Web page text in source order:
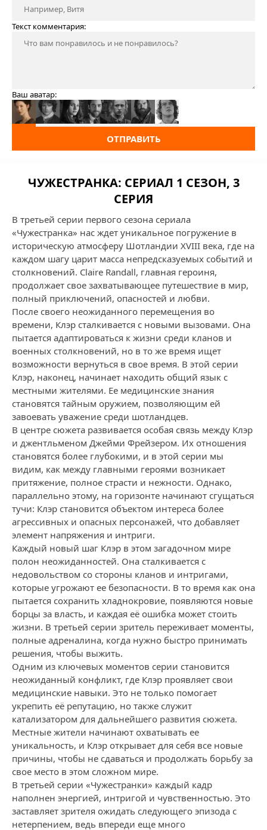
Текст комментария:
Ваш аватар:
ОТПРАВИТЬ
ЧУЖЕСТРАНКА: СЕРИАЛ 1 СЕЗОН, 3
СЕРИЯ
В третьей серии первого сезона сериала
«Чужестранка» нас ждет уникальное погружение в
историческую атмосферу Шотландии XVIII века, где на
каждом шагу царит масса непредсказуемых событий и
столкновений. Claire Randall, главная героиня,
продолжает свое захватывающее путешествие в мир,
полный приключений, опасностей и любви.
После своего неожиданного перемещения во
времени, Клэр сталкивается с новыми вызовами. Она
пытается адаптироваться к жизни среди кланов и
военных столкновений, но в то же время ищет
возможности вернуться в свое время. В этой серии
Клэр, наконец, начинает находить общий язык с
местными жителями. Ее медицинские знания
становятся тайным оружием, позволяющим ей
завоевать уважение среди шотландцев.
В центре сюжета развивается особая связь между Клэр
и джентльменом Джейми Фрейзером. Их отношения
становятся более глубокими, и в этой серии мы
видим, как между главными героями возникает
притяжение, полное страсти и нежности. Однако,
параллельно этому, на горизонте начинают сгущаться
тучи: Клэр становится объектом интереса более
агрессивных и опасных персонажей, что добавляет
элемент напряжения и интриги.
Каждый новый шаг Клэр в этом загадочном мире
полон неожиданностей. Она сталкивается с
недовольством со стороны кланов и интригами,
которые угрожают ее безопасности. В то время как она
пытается сохранить хладнокровие, появляются новые
борцы за власть, и каждая её ошибка может стоить
жизни. В третьей серии зритель переживает моменты,
полные адреналина, когда нужно быстро принимать
решения, чтобы выжить.
Одним из ключевых моментов серии становится
неожиданный конфликт, где Клэр проявляет свои
медицинские навыки. Это не только помогает
укрепить её репутацию, но также служит
катализатором для дальнейшего развития сюжета.
Местные жители начинают охватывать ее
уникальность, и Клэр открывает для себя все новые
причины, чтобы не сдаваться и продолжать борьбу за
свое место в этом сложном мире.
В третьей серии «Чужестранки» каждый кадр
наполнен энергией, интригой и чувственностью. Это
заставляет зрителя ожидать следующего эпизода с
нетерпением, ведь впереди еще много